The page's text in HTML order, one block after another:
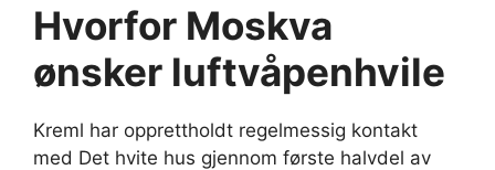
Hvorfor Moskva
ønsker luftvåpenhvile
Kreml har opprettholdt regelmessig kontakt
med Det hvite hus gjennom første halvdel av